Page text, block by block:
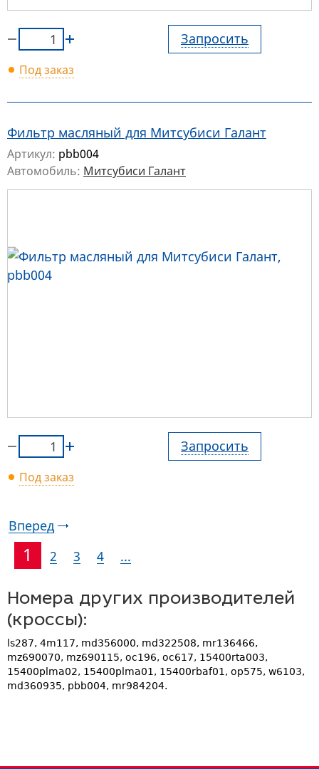
Запросить
Под заказ
Фильтр масляный для Митсубиси Галант
Артикул: pbb004
Автомобиль: Митсубиси Галант
Запросить
Под заказ
Вперед
1 2 3 4 ...
Номера других производителей
(кроссы):
ls287, 4m117, md356000, md322508, mr136466,
mz690070, mz690115, oc196, oc617, 15400rta003,
15400plma02, 15400plma01, 15400rbaf01, op575, w6103,
md360935, pbb004, mr984204.